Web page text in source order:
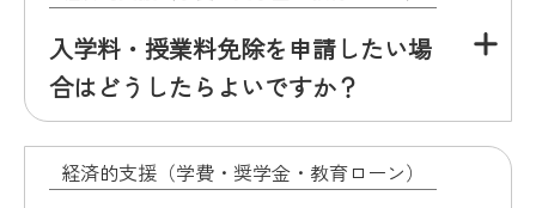
入学料・授業料免除を申請したい場
合はどうしたらよいですか？
経済的支援（学費・奨学金・教育ローン）